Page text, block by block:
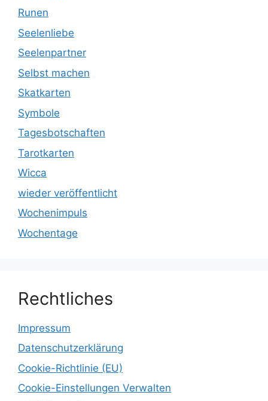
Runen
Seelenliebe
Seelenpartner
Selbst machen
Skatkarten
Symbole
Tagesbotschaften
Tarotkarten
Wicca
wieder veröffentlicht
Wochenimpuls
Wochentage
Rechtliches
Impressum
Datenschutzerklärung
Cookie-Richtlinie (EU)
Cookie-Einstellungen Verwalten